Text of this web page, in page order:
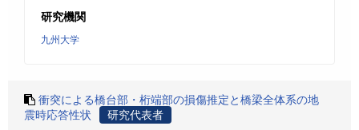
研究機関
九州大学
衝突による橋台部・桁端部の損傷推定と橋梁全体系の地
震時応答性状
研究代表者